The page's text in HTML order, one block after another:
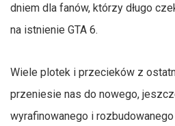
dniem dla fanów, którzy długo
na istnienie GTA 6.
Wiele plotek i przecieków z
przeniesie nas do nowego,
wyrafinowanego i rozbudowanego